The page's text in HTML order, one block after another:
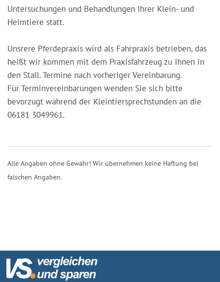
Untersuchungen und Behandlungen Ihrer Klein- und
Heimtiere statt.
Unsrere Pferdepraxis wird als Fahrpraxis betrieben, das
heißt wir kommen mit dem Praxisfahrzeug zu Ihnen in
den Stall. Termine nach vorheriger Vereinbarung.
Für Terminvereinbarungen wenden Sie sich bitte
bevorzugt während der Kleintiersprechstunden an die
06181 3049961.
Alle Angaben ohne Gewähr! Wir übernehmen keine Haftung bei
falschen Angaben.